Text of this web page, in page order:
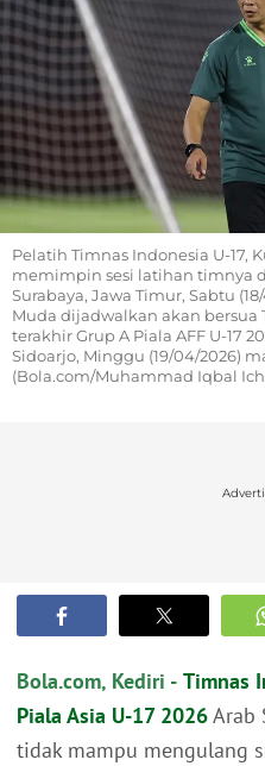
Pelatih Timnas Indonesia U-17,
memimpin sesi latihan timnya
Surabaya, Jawa Timur, Sabtu
Muda dijadwalkan akan bersua
terakhir Grup A Piala AFF U-17
Sidoarjo, Minggu (19/04/2026)
(Bola.com/Muhammad Iqbal
Bola.com, Kediri - Timnas
Piala Asia U-17 2026Arab
tidak mampu mengulang